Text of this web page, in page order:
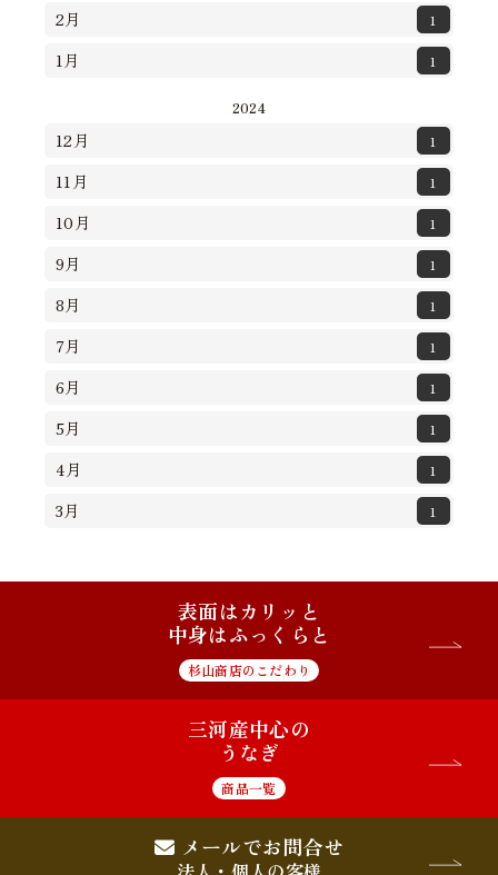
2月 1
1月 1
2024
12月 1
11月 1
10月 1
9月 1
8月 1
7月 1
6月 1
5月 1
4月 1
3月 1
表面はカリッと
中身はふっくらと
杉山商店のこだわり
三河産中心の
うなぎ
商品一覧
メールでお問合せ